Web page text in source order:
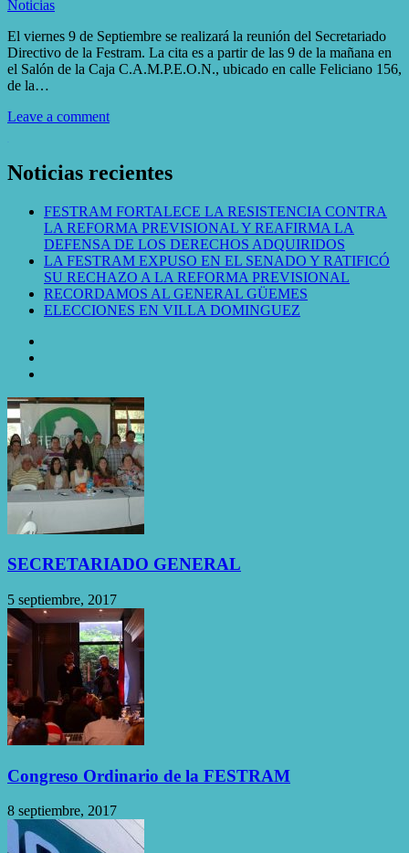
Noticias
El viernes 9 de Septiembre se realizará la reunión del Secretariado
Directivo de la Festram. La cita es a partir de las 9 de la mañana en
el Salón de la Caja C.A.M.P.E.O.N., ubicado en calle Feliciano 156,
de la…
Leave a comment
Noticias recientes
FESTRAM FORTALECE LA RESISTENCIA CONTRA
LA REFORMA PREVISIONAL Y REAFIRMA LA
DEFENSA DE LOS DERECHOS ADQUIRIDOS
LA FESTRAM EXPUSO EN EL SENADO Y RATIFICÓ
SU RECHAZO A LA REFORMA PREVISIONAL
RECORDAMOS AL GENERAL GÜEMES
ELECCIONES EN VILLA DOMINGUEZ
SECRETARIADO GENERAL
5 septiembre, 2017
Congreso Ordinario de la FESTRAM
8 septiembre, 2017